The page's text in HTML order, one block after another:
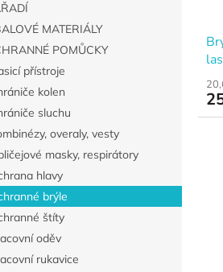
MATERIÁLY
POMŮCKY
přístroje
kolen
sluchu
overaly, vesty
masky, respirátory
hlavy
brýle
štíty
oděv
rukavice